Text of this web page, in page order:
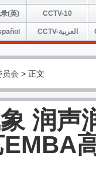
(英) CCTV-10
CCTV-العربية
员会 > 正文
润